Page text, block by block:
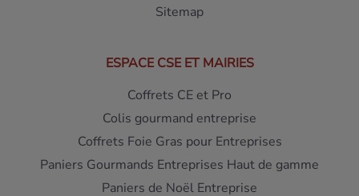
Sitemap
ESPACE CSE ET MAIRIES
Coffrets CE et Pro
Colis gourmand entreprise
Coffrets Foie Gras pour Entreprises
Paniers Gourmands Entreprises Haut de gamme
Paniers de Noël Entreprise